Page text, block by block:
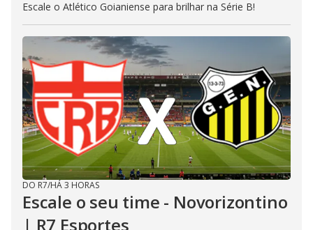
Escale o Atlético Goianiense para brilhar na Série B!
DO R7/HÁ 3 HORAS
Escale o seu time - Novorizontino
| R7 Esportes